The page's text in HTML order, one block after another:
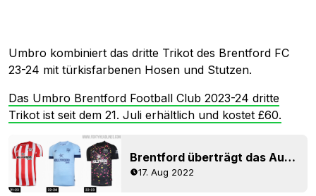
Umbro kombiniert das dritte Trikot des Brentford FC
23-24 mit türkisfarbenen Hosen und Stutzen.
Das Umbro Brentford Football Club 2023-24 dritte
Trikot ist seit dem 21. Juli erhältlich und kostet £60.
Brentford überträgt das Auswärtstrikot in die Saison 2023-24
17. Aug 2022